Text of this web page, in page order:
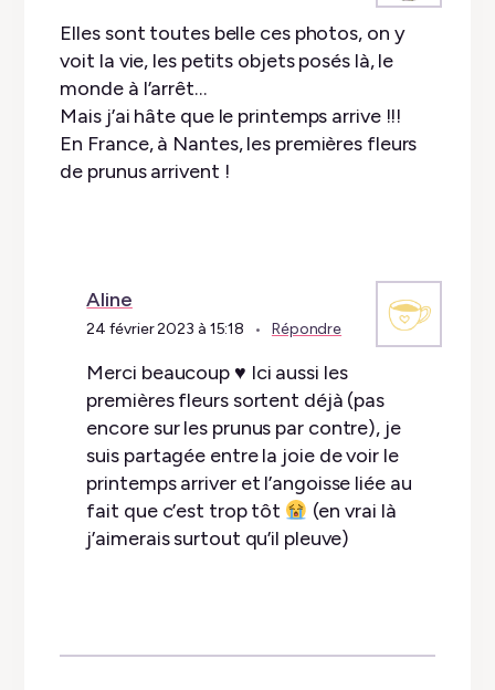
Elles sont toutes belle ces photos, on y
voit la vie, les petits objets posés là, le
monde à l’arrêt…
Mais j’ai hâte que le printemps arrive !!!
En France, à Nantes, les premières fleurs
de prunus arrivent !
Aline
24 février 2023 à 15:18 Répondre
Merci beaucoup ♥︎ Ici aussi les
premières fleurs sortent déjà (pas
encore sur les prunus par contre), je
suis partagée entre la joie de voir le
printemps arriver et l’angoisse liée au
fait que c’est trop tôt
(en vrai là
j’aimerais surtout qu’il pleuve)